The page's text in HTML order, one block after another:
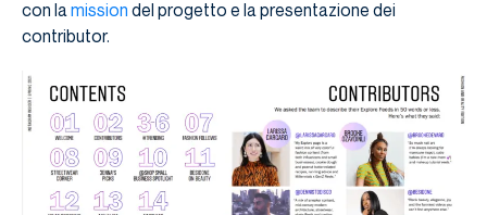
con la mission del progetto e la presentazione dei
contributor.